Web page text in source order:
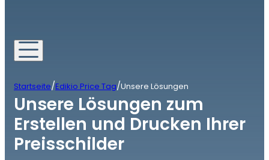
Startseite/Edikio Price Tag/Unsere Lösungen
Unsere Lösungen zum
Erstellen und Drucken Ihrer
Preisschilder